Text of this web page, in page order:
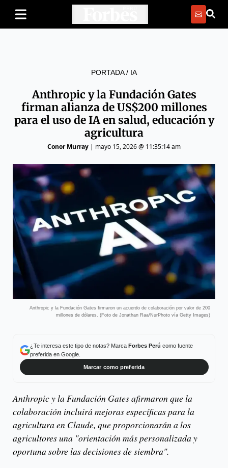
PORTADA/ IA
Anthropic y la Fundación Gates
firman alianza de US$200 millones
para el uso de IA en salud, educación y
agricultura
Conor Murray | mayo 15, 2026 @ 11:35:14 am
Anthropic y la Fundación Gates firmaron un acuerdo de colaboración por valor de 200
millones de dólares. (Foto de Jonathan Raa/NurPhoto vía Getty Images)
¿Te interesa este tipo de notas? Marca Forbes Perú como fuente
preferida en Google.
Marcar como preferida
Anthropic y la Fundación Gates afirmaron que la
colaboración incluirá mejoras específicas para la
agricultura en Claude, que proporcionarán a los
agricultores una "orientación más personalizada y
oportuna sobre las decisiones de siembra".